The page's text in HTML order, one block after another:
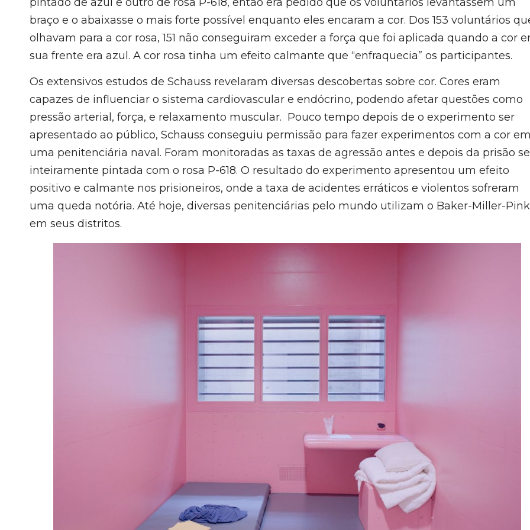
braço e o abaixasse o mais forte possível enquanto eles encaram a cor. Dos 153 voluntários
olhavam para a cor rosa, 151 não conseguiram exceder a força que foi aplicada quando a cor
sua frente era azul. A cor rosa tinha um efeito calmante que “enfraquecia” os participantes.
Os extensivos estudos de Schauss revelaram diversas descobertas sobre cor. Cores eram
capazes de influenciar o sistema cardiovascular e endócrino, podendo afetar questões como
pressão arterial, força, e relaxamento muscular. Pouco tempo depois de o experimento ser
apresentado ao público, Schauss conseguiu permissão para fazer experimentos com a cor em
uma penitenciária naval. Foram monitoradas as taxas de agressão antes e depois da prisão
inteiramente pintada com o rosa P-618. O resultado do experimento apresentou um efeito
positivo e calmante nos prisioneiros, onde a taxa de acidentes erráticos e violentos sofreram
uma queda notória. Até hoje, diversas penitenciárias pelo mundo utilizam o Baker-Miller-Pink
em seus distritos.